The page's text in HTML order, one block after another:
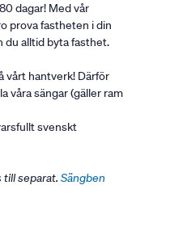
dagar! Med vår
prova fastheten i din
du alltid byta fasthet.
vårt hantverk! Därför
våra sängar (gäller ram
svenskt
till separat. Sängben